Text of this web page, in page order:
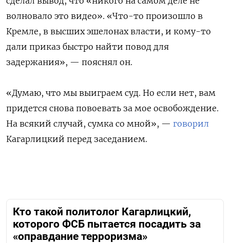
волновало это видео». «Что-то произошло в
Кремле, в высших эшелонах власти, и кому-то
дали приказ быстро найти повод для
задержания», — пояснял он.
«Думаю, что мы выиграем суд. Но если нет, вам
придется снова повоевать за мое освобождение.
На всякий случай, сумка со мной», — говорил
Кагарлицкий перед заседанием.
Кто такой политолог Кагарлицкий,
которого ФСБ пытается посадить за
«оправдание терроризма»